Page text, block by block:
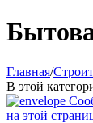
Главная/
В этой
на этой